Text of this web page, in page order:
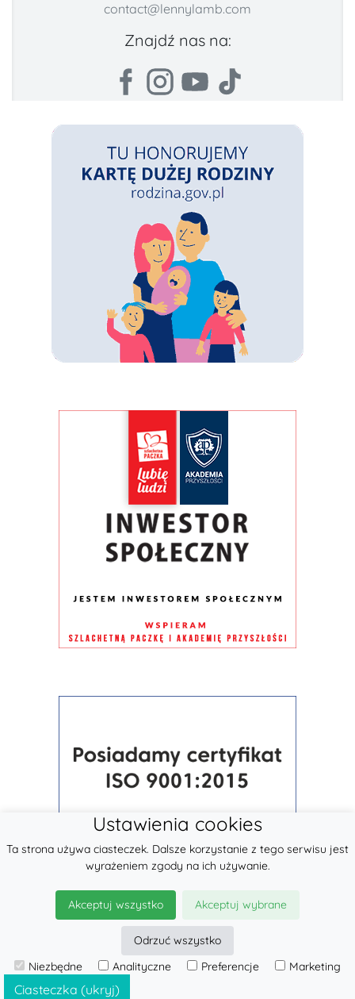
contact@lennylamb.com
Znajdź nas na:
© 2026LennyLamb sp. z o.o.
·Chusty Tkane
Ciasteczka (ukryj)
Ustawienia cookies
Ta strona używa ciasteczek. Dalsze korzystanie z tego serwisu jest
wyrażeniem zgody na ich używanie.
Akceptuj wszystko Akceptuj wybrane
Odrzuć wszystko
Niezbędne
Analityczne Preferencje Marketing